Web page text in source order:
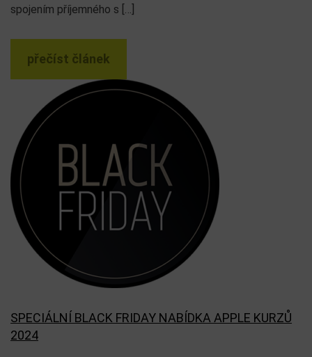
spojením příjemného s […]
přečíst článek
SPECIÁLNÍ BLACK FRIDAY NABÍDKA APPLE KURZŮ
2024